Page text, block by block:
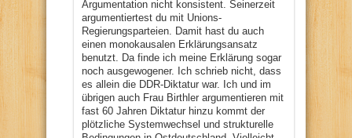
Argumentation nicht konsistent. Seinerzeit
argumentiertest du mit Unions-
Regierungsparteien. Damit hast du auch
einen monokausalen Erklärungsansatz
benutzt. Da finde ich meine Erklärung sogar
noch ausgewogener. Ich schrieb nicht, dass
es allein die DDR-Diktatur war. Ich und im
übrigen auch Frau Birthler argumentieren mit
fast 60 Jahren Diktatur hinzu kommt der
plötzliche Systemwechsel und strukturelle